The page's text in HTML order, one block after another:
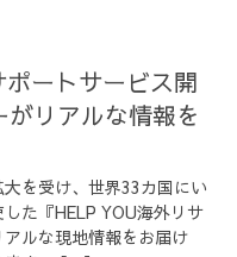
ポートサービス開
リアルな情報を
を受け、世界33カ国にい
た『HELP YOU海外リサ
ルな現地情報をお届け